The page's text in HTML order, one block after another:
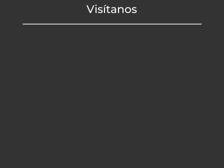
Visítanos